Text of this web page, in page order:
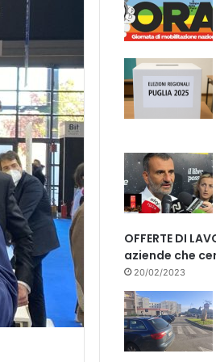
OFFERTE DI
aziende che
20/02/2023